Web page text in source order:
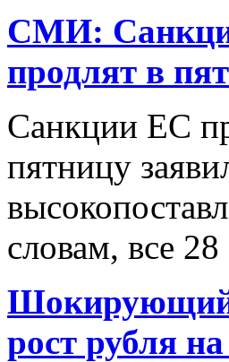
СМИ:
продлят в
Санкции ЕС
пятницу
словам, все
Шокирующий
рост рубля